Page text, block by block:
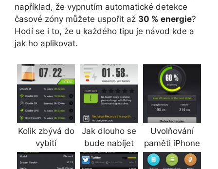
například, že vypnutím automatické detekce
časové zóny můžete uspořit až 30 % energie?
Hodí se i to, že u každého tipu je návod kde a
jak ho aplikovat.
Kolik zbývá do
vybití
Jak dlouho se
bude nabíjet
Uvolňování
paměti iPhone